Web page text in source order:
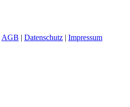
AGB | Datenschutz | Impressum